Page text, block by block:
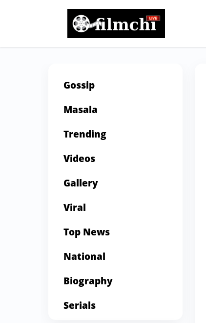
Gossip
Masala
Trending
Videos
Gallery
Viral
Top News
National
Biography
Serials